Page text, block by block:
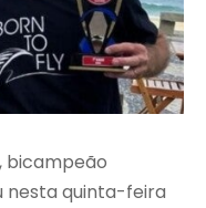
bicampeão
nesta quinta-feira